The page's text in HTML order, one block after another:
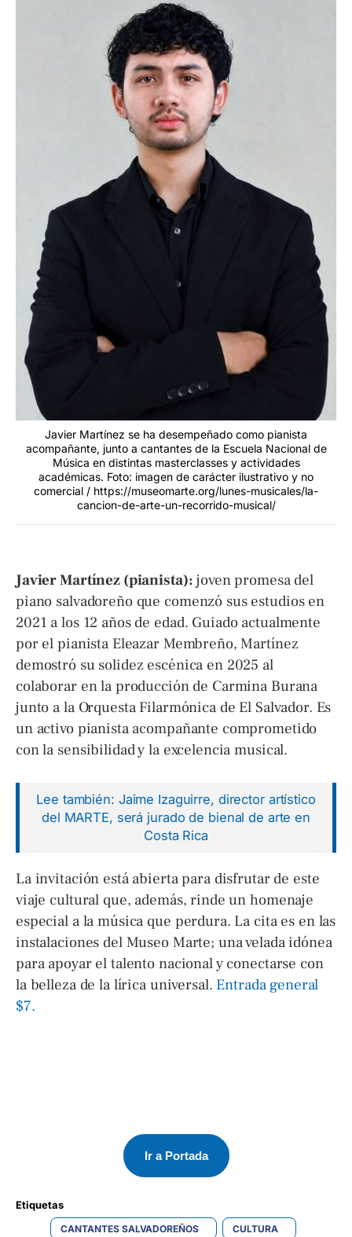
Javier Martínez se ha desempeñado como pianista
acompañante, junto a cantantes de la Escuela Nacional de
Música en distintas masterclasses y actividades
académicas. Foto: imagen de carácter ilustrativo y no
comercial / https://museomarte.org/lunes-musicales/la-
cancion-de-arte-un-recorrido-musical/
Javier Martínez (pianista): joven promesa del
piano salvadoreño que comenzó sus estudios en
2021 a los 12 años de edad. Guiado actualmente
por el pianista Eleazar Membreño, Martínez
demostró su solidez escénica en 2025 al
colaborar en la producción de Carmina Burana
junto a la Orquesta Filarmónica de El Salvador. Es
un activo pianista acompañante comprometido
con la sensibilidad y la excelencia musical.
Lee también: Jaime Izaguirre, director artístico
del MARTE, será jurado de bienal de arte en
Costa Rica
La invitación está abierta para disfrutar de este
viaje cultural que, además, rinde un homenaje
especial a la música que perdura. La cita es en las
instalaciones del Museo Marte; una velada idónea
para apoyar el talento nacional y conectarse con
la belleza de la lírica universal. Entrada general
$7.
Ir a Portada
Etiquetas
CANTANTES SALVADOREÑOS CULTURA